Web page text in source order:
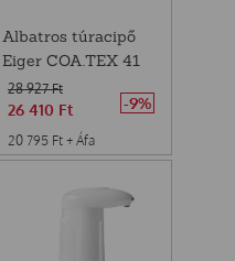
Albatros túracipő
Eiger COA.TEX 41
28 927Ft
26 410 Ft
20 795 Ft + Áfa
-9%